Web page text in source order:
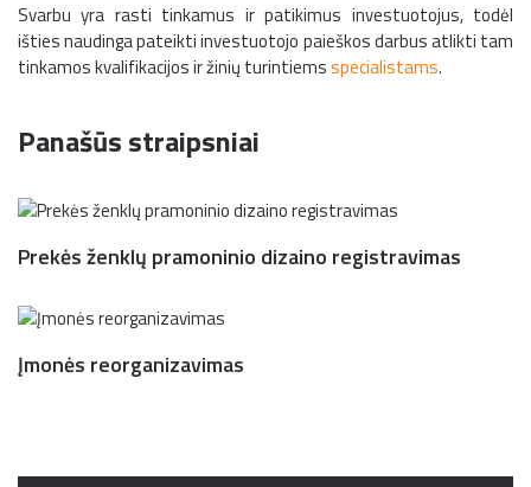
Svarbu yra rasti tinkamus ir patikimus investuotojus, todėl
išties naudinga pateikti investuotojo paieškos darbus atlikti tam
tinkamos kvalifikacijos ir žinių turintiemsspecialistams.
Panašūs straipsniai
Prekės ženklų pramoninio dizaino registravimas
Įmonės reorganizavimas